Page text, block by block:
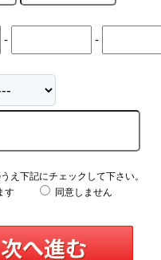
- -
え下記にチェックして下さい。
す
同意しません